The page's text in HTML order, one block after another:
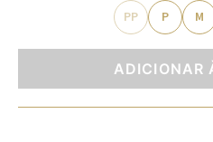
PP P M
ADICIONAR